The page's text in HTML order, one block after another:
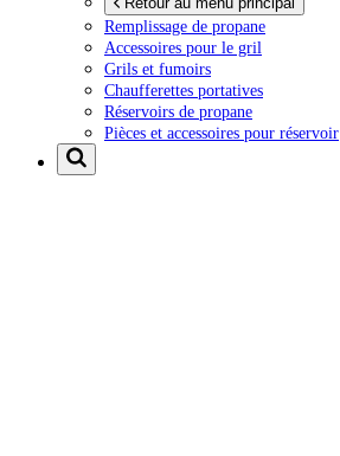
Remplissage de propane
Accessoires pour le gril
Grils et fumoirs
Chaufferettes portatives
Réservoirs de propane
Pièces et accessoires pour réservoir